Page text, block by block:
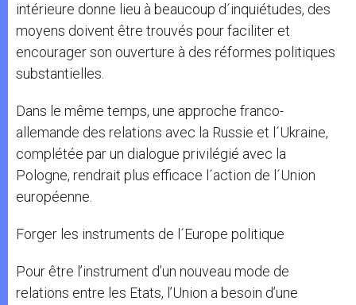
intérieure donne lieu à beaucoup d´inquiétudes, des
moyens doivent être trouvés pour faciliter et
encourager son ouverture à des réformes politiques
substantielles.
Dans le même temps, une approche franco-
allemande des relations avec la Russie et l´Ukraine,
complétée par un dialogue privilégié avec la
Pologne, rendrait plus efficace l´action de l´Union
européenne.
Forger les instruments de l´Europe politique
Pour être l’instrument d’un nouveau mode de
relations entre les Etats, l’Union a besoin d’une